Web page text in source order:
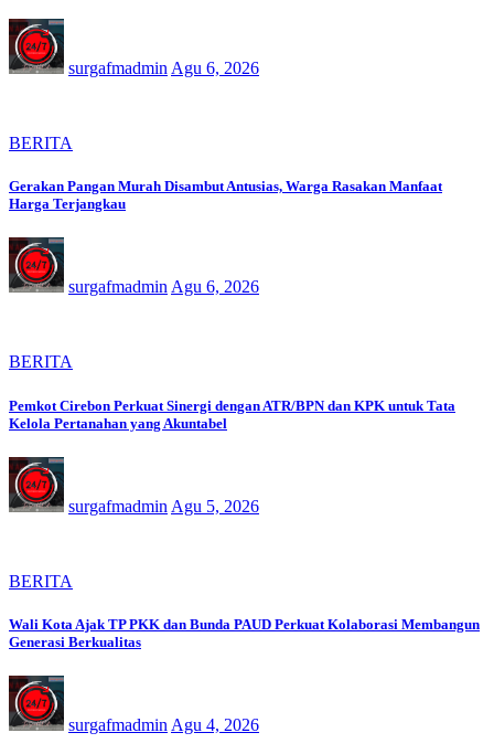
surgafmadmin Agu 6, 2026
BERITA
Gerakan Pangan Murah Disambut Antusias, Warga Rasakan Manfaat
Harga Terjangkau
surgafmadmin Agu 6, 2026
BERITA
Pemkot Cirebon Perkuat Sinergi dengan ATR/BPN dan KPK untuk Tata
Kelola Pertanahan yang Akuntabel
surgafmadmin Agu 5, 2026
BERITA
Wali Kota Ajak TP PKK dan Bunda PAUD Perkuat Kolaborasi Membangun
Generasi Berkualitas
surgafmadmin Agu 4, 2026